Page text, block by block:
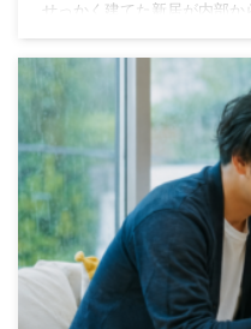
せっかく建てた新居が内部
注目されるのが、住宅メー
策の技術力です。 私の経験
ーカーを選ぶことは、将来